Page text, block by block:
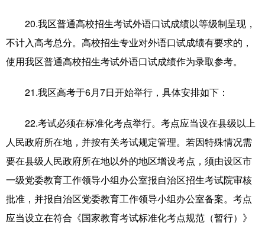
20.我区普通高校招生考试外语口试成绩以等级制呈现，
不计入高考总分。高校招生专业对外语口试成绩有要求的，
使用我区普通高校招生考试外语口试成绩作为录取参考。
21.我区高考于6月7日开始举行，具体安排如下：
22.考试必须在标准化考点举行。考点应当设在县级以上
人民政府所在地，并按有关考试规定管理。若因特殊情况需
要在县级人民政府所在地以外的地区增设考点，须由设区市
一级党委教育工作领导小组办公室报自治区招生考试院审核
批准，并报自治区党委教育工作领导小组办公室备案。考点
应当设立在符合《国家教育考试标准化考点规范（暂行）》